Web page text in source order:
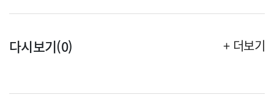
다시보기(0) + 더보기